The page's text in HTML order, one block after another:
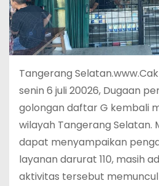
Tangerang
senin 6 juli 20026, Dugaan
golongan daftar G kembali
wilayah Tangerang Selatan.
dapat menyampaikan
layanan darurat 110, masih
aktivitas tersebut